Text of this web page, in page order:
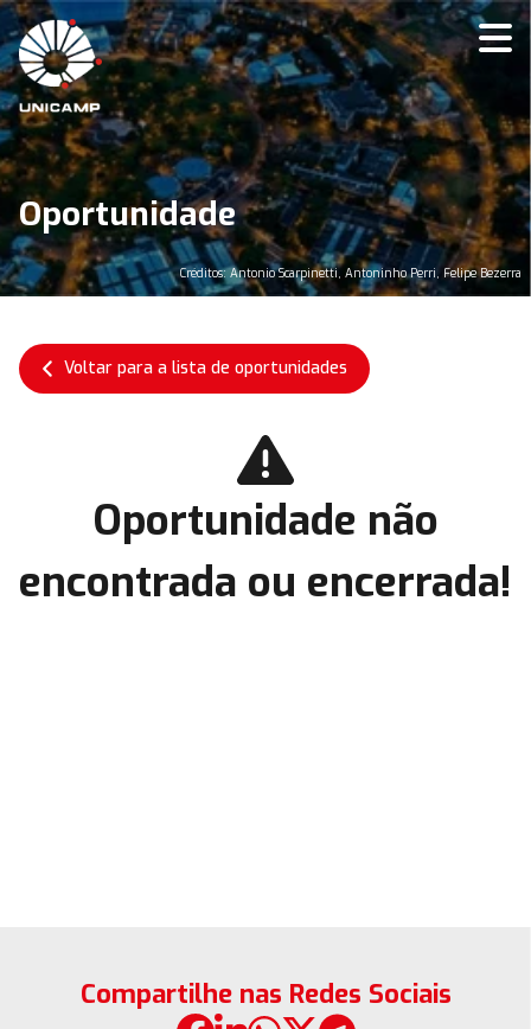
Oportunidade
Créditos: Antonio Scarpinetti, Antoninho Perri, Felipe Bezerra
Voltar para a lista de oportunidades
Oportunidade não
encontrada ou encerrada!
Compartilhe nas Redes Sociais